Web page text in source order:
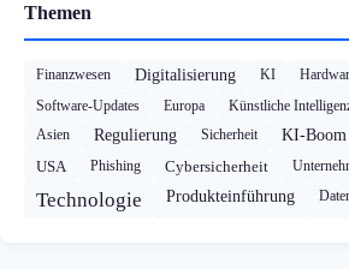
Themen
Finanzwesen Digitalisierung KI
Software-Updates
Europa Künstliche
Asien
Regulierung Sicherheit KI-Boom
USA Phishing Cybersicherheit
Technologie Produkteinführung